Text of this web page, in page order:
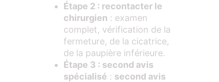
Étape 2 : recontacter le
chirurgien : examen
complet, vérification de la
fermeture, de la cicatrice,
de la paupière inférieure.
Étape 3 : second avis
spécialisé : second avis